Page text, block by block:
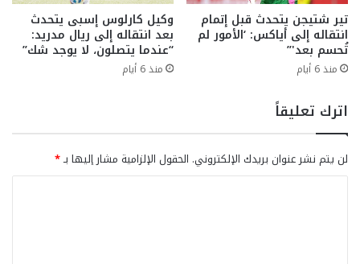
تير شتيجن يتحدث قبل إتمام
انتقاله إلى أياكس: ‘الأمور لم
تُحسم بعد'”
منذ 6 أيام
وكيل كارلوس إسبى يتحدث
بعد انتقاله إلى ريال مدريد:
“عندما يتصلون، لا يوجد شك”
منذ 6 أيام
اترك تعليقاً
لن يتم نشر عنوان بريدك الإلكتروني. الحقول الإلزامية مشار إليها بـ*